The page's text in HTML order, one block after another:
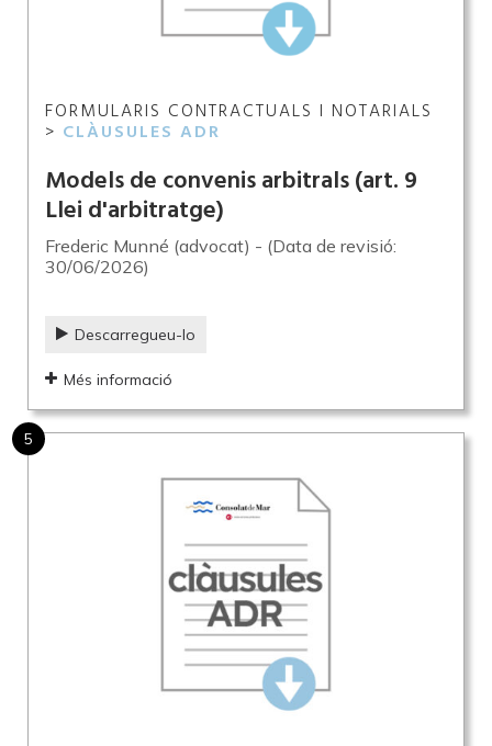
FORMULARIS CONTRACTUALS I NOTARIALS
> CLÀUSULES ADR
Models de convenis arbitrals (art. 9
Llei d'arbitratge)
Frederic Munné (advocat) - (Data de revisió:
30/06/2026)
Descarregueu-lo
Més informació
5